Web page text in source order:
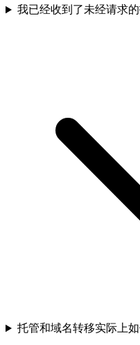
我已经收到了未经请求
托管和域名转移实际上